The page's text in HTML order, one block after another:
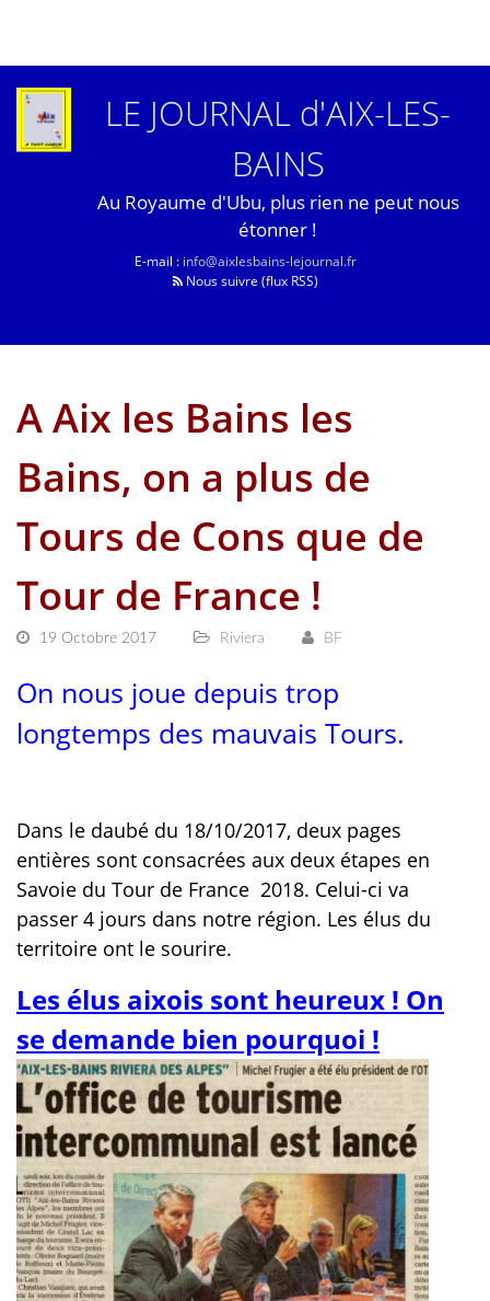
LE JOURNAL d'AIX-LES-
BAINS
Au Royaume d'Ubu, plus rien ne peut nous
étonner !
E-mail : info@aixlesbains-lejournal.fr
Nous suivre (flux RSS)
A Aix les Bains les
Bains, on a plus de
Tours de Cons que de
Tour de France !
19 Octobre 2017 Riviera BF
On nous joue depuis trop
longtemps des mauvais Tours.
Dans le daubé du 18/10/2017, deux pages
entières sont consacrées aux deux étapes en
Savoie du Tour de France 2018. Celui-ci va
passer 4 jours dans notre région. Les élus du
territoire ont le sourire.
Les élus aixois sont heureux ! On
se demande bien pourquoi !